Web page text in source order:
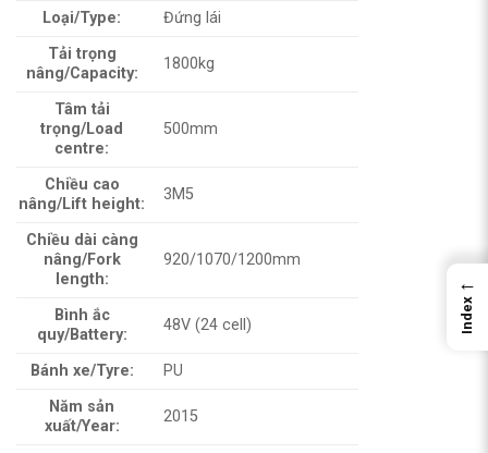
Loại/Type:
Đứng lái
Tải trọng
nâng/Capacity:
1800kg
Tâm tải
trọng/Load
centre:
500mm
Chiều cao
nâng/Lift height:
3M5
Chiều dài càng
nâng/Fork
length:
920/1070/1200mm
Bình ắc
quy/Battery:
48V (24 cell)
Bánh xe/Tyre:
PU
Năm sản
xuất/Year:
2015
←
Index